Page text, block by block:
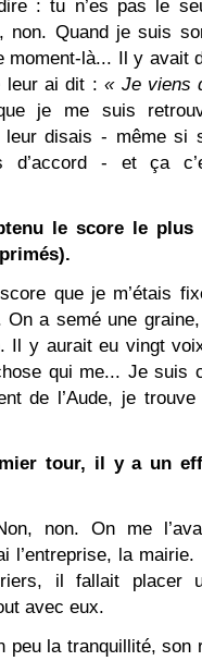
: tu n’es pas le
non. Quand je suis
là... Il y avait
leur ai dit :« Je viens
je me suis
leur disais - même si
d’accord - et ça
le score le plus
que je m’étais
On a semé une
Il y aurait eu vingt
qui me... Je suis
de l’Aude, je
tour, il y a un
non. On me
l’entreprise, la
il fallait placer
avec eux.
peu la tranquillité,